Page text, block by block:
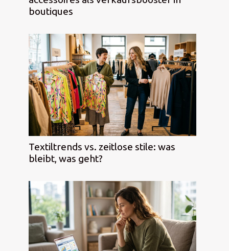
boutiques
Textiltrends vs. zeitlose stile: was
bleibt, was geht?